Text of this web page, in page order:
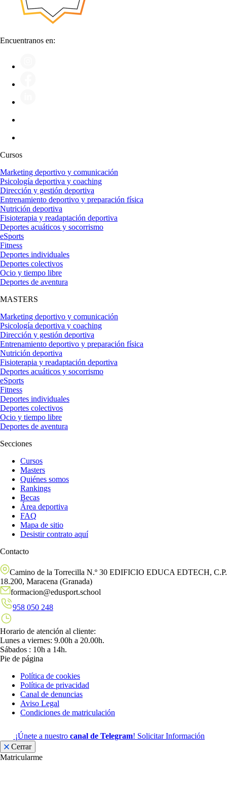
Encuentranos en:
Cursos
Marketing deportivo y comunicación
Psicología deportiva y coaching
Dirección y gestión deportiva
Entrenamiento deportivo y preparación física
Nutrición deportiva
Fisioterapia y readaptación deportiva
Deportes acuáticos y socorrismo
eSports
Fitness
Deportes individuales
Deportes colectivos
Ocio y tiempo libre
Deportes de aventura
MASTERS
Marketing deportivo y comunicación
Psicología deportiva y coaching
Dirección y gestión deportiva
Entrenamiento deportivo y preparación física
Nutrición deportiva
Fisioterapia y readaptación deportiva
Deportes acuáticos y socorrismo
eSports
Fitness
Deportes individuales
Deportes colectivos
Ocio y tiempo libre
Deportes de aventura
Secciones
Cursos
Masters
Quiénes somos
Rankings
Becas
Área deportiva
FAQ
Mapa de sitio
Desistir contrato aquí
Contacto
Camino de la Torrecilla N.º 30 EDIFICIO EDUCA EDTECH, C.P.
18.200, Maracena (Granada)
formacion@edusport.school
958 050 248
Horario de atención al cliente:
Lunes a viernes: 9.00h a 20.00h.
Sábados : 10h a 14h.
Pie de página
Política de cookies
Política de privacidad
Canal de denuncias
Aviso Legal
Condiciones de matriculación
¡Únete a nuestro canal de Telegram! Solicitar Información
Cerrar
Matricularme